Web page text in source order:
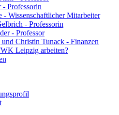
- Professorin
- Wissenschaftlicher Mitarbeiter
- Professorin
- Professor
und Christin Tunack - Finanzen
Leipzig arbeiten?